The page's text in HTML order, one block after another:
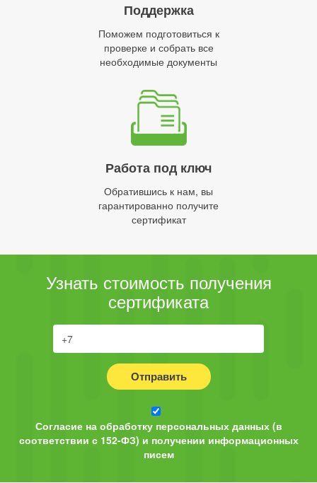
Поддержка
Поможем подготовиться к
проверке и собрать все
необходимые документы
Работа под ключ
Обратившись к нам, вы
гарантированно получите
сертификат
Узнать стоимость получения
сертификата
Отправить
Согласие на обработку персональных данных (в
соответствии с 152-ФЗ) и получении информационных
писем